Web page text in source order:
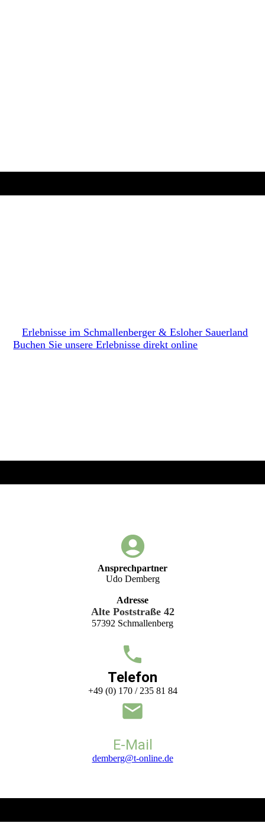
Erlebnisse im Schmallenberger & Esloher Sauerland
Buchen Sie unsere Erlebnisse direkt online
Ansprechpartner
Udo Demberg
Adresse
Alte Poststraße 42
57392 Schmallenberg
Telefon
+49 (0) 170 / 235 81 84
E-Mail
demberg@t-online.de